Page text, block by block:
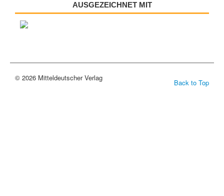
AUSGEZEICHNET MIT
Back to Top
© 2026 Mitteldeutscher Verlag